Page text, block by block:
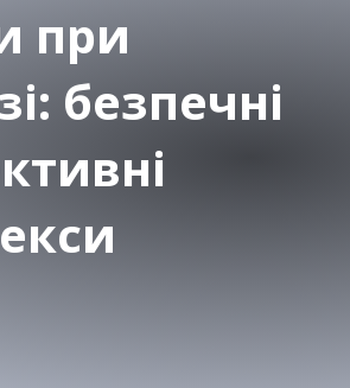
при
безпечні